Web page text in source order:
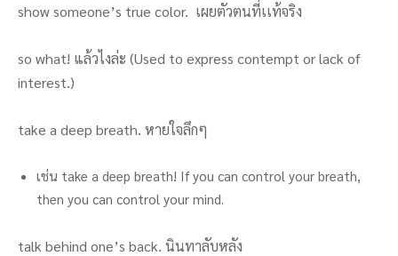
show someone’s true color. เผยตัวตนที่เเท้จริง
so what! แล้วไงล่ะ (Used to express contempt or lack of
interest.)
take a deep breath. หายใจลึกๆ
เช่น take a deep breath! If you can control your breath,
then you can control your mind.
talk behind one’s back. นินทาลับหลัง